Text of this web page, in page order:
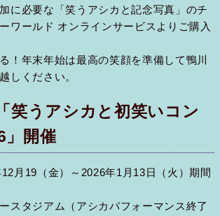
に必要な「笑うアシカと記念写真」のチ
ワールド オンラインサービスよりご購入
！年末年始は最高の笑顔を準備して鴨川
しください。
笑うアシカと初笑いコン
」開催
月19（金）～2026年1月13日（火）期間
スタジアム（アシカパフォーマンス終了